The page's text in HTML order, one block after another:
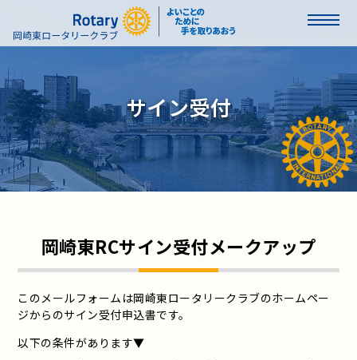
サイン受付
岡崎東RCサイン受付メークアップ
このメールフォームは岡崎東ロータリークラブのホームペー
ジからのサイン受付申込書です。
以下の条件があります▼